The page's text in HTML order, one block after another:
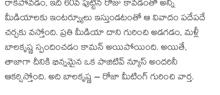
రాకపోవడం, ఇది 60వ పుట్టిన రోజు కావడంతో అన్ని
మీడియాలకు ఇంటర్వ్యూలు ఇస్తుండటంతో ఆ వివాదం పదేపదే
చర్చకు వస్తోంది. ప్రతి మీడియా దాని గురించి అడగడం, మళ్లీ
బాలకృష్ణ స్పందించడం కామన్ అయిపోయింది. అయితే,
తాజాగా దీనికి భిన్నమైన ఒక పాజిటివ్ న్యూస్ అందరినీ
ఆకర్షిస్తోంది. అది బాలకృష్ణ – రోజా మీటింగ్ గురించి వార్త.